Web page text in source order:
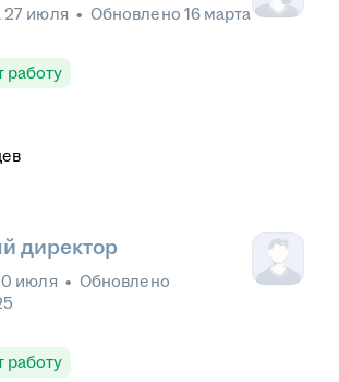
27 июля • Обновлено 16 марта
работу
директор
июля • Обновлено
работу